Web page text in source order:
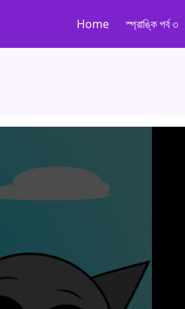
Home স্প্রাঙ্কি পর্ব ৩